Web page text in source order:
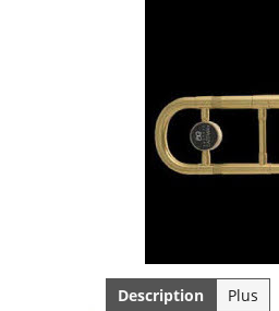
Description Plus